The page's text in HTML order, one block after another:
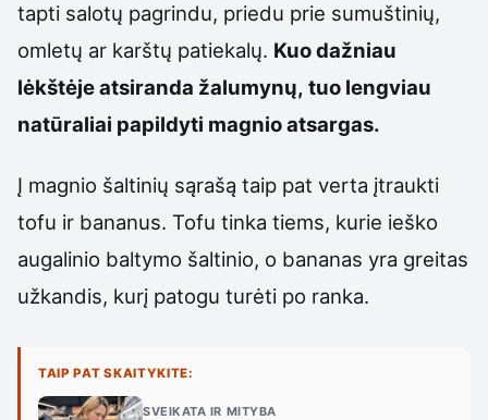
tapti salotų pagrindu, priedu prie sumuštinių,
omletų ar karštų patiekalų. Kuo dažniau
lėkštėje atsiranda žalumynų, tuo lengviau
natūraliai papildyti magnio atsargas.
Į magnio šaltinių sąrašą taip pat verta įtraukti
tofu ir bananus. Tofu tinka tiems, kurie ieško
augalinio baltymo šaltinio, o bananas yra greitas
užkandis, kurį patogu turėti po ranka.
TAIP PAT SKAITYKITE:
SVEIKATA IR MITYBA